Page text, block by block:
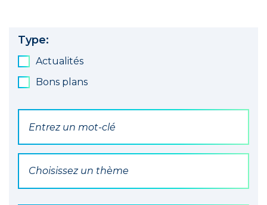
Type:
Actualités
Bons plans